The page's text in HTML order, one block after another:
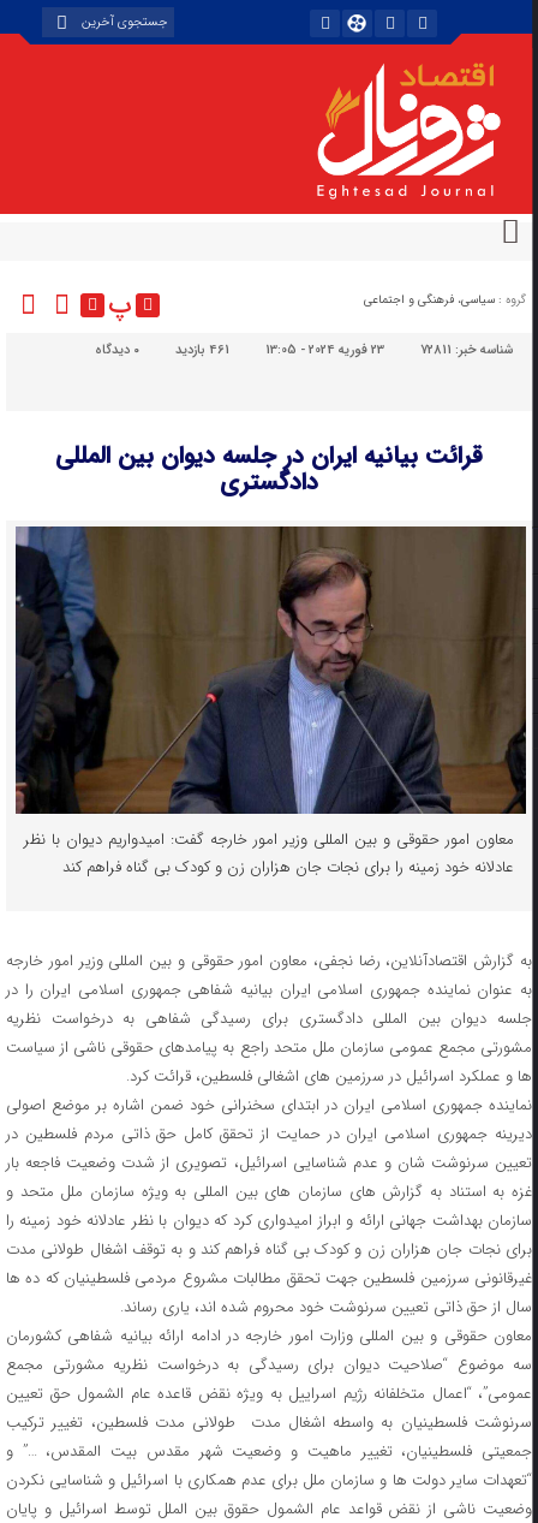
گروه : سیاسی، فرهنگی و اجتماعی پ
شناسه خبر:72811 23 فوریه 2024 - 13:05 461 بازدید دیدگاه
قرائت بیانیه ایران در جلسه دیوان بین المللی
دادگستری
معاون امور حقوقی و بین المللی وزیر امور خارجه گفت: امیدواریم دیوان با نظر
عادلانه خود زمینه را برای نجات جان هزاران زن و کودک بی گناه فراهم کند
به گزارش اقتصادآنلاین، رضا نجفی، معاون امور حقوقی و بین المللی وزیر امور خارجه
به عنوان نماینده جمهوری اسلامی ایران بیانیه شفاهی جمهوری اسلامی ایران را در
جلسه دیوان بین المللی دادگستری برای رسیدگی شفاهی به درخواست نظریه
مشورتی مجمع عمومی سازمان ملل متحد راجع به پیامدهای حقوقی ناشی از سیاست
ها و عملکرد اسرائیل در سرزمین های اشغالی فلسطین، قرائت کرد.
نماینده جمهوری اسلامی ایران در ابتدای سخنرانی خود ضمن اشاره بر موضع اصولی
دیرینه جمهوری اسلامی ایران در حمایت از تحقق کامل حق ذاتی مردم فلسطین در
تعیین سرنوشت شان و عدم شناسایی اسرائیل، تصویری از شدت وضعیت فاجعه بار
غزه به استناد به گزارش های سازمان های بین المللی به ویژه سازمان ملل متحد و
سازمان بهداشت جهانی ارائه و ابراز امیدواری کرد که دیوان با نظر عادلانه خود زمینه را
برای نجات جان هزاران زن و کودک بی گناه فراهم کند و به توقف اشغال طولانی مدت
غیرقانونی سرزمین فلسطین جهت تحقق مطالبات مشروع مردمی فلسطینیان که ده ها
سال از حق ذاتی تعیین سرنوشت خود محروم شده اند، یاری رساند.
معاون حقوقی و بین المللی وزارت امور خارجه در ادامه ارائه بیانیه شفاهی کشورمان
سه موضوع “صلاحیت دیوان برای رسیدگی به درخواست نظریه مشورتی مجمع
عمومی”، “اعمال متخلفانه رژیم اسراییل به ویژه نقض قاعده عام الشمول حق تعیین
سرنوشت فلسطینیان به واسطه اشغال مدت طولانی مدت فلسطین، تغییر ترکیب
جمعیتی فلسطینیان، تغییر ماهیت و وضعیت شهر مقدس بیت المقدس، …” و
“تعهدات سایر دولت ها و سازمان ملل برای عدم همکاری با اسرائیل و شناسایی نکردن
وضعیت ناشی از نقض قواعد عام الشمول حقوق بین الملل توسط اسرائیل و پایان